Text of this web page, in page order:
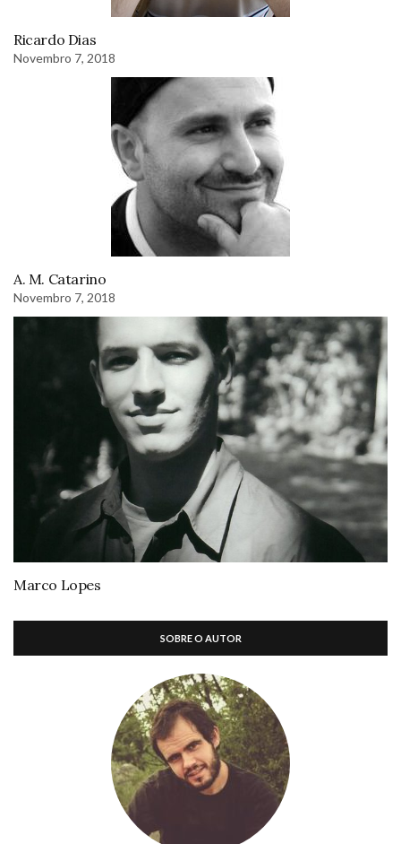
Ricardo Dias
Novembro 7, 2018
A. M. Catarino
Novembro 7, 2018
Marco Lopes
SOBRE O AUTOR